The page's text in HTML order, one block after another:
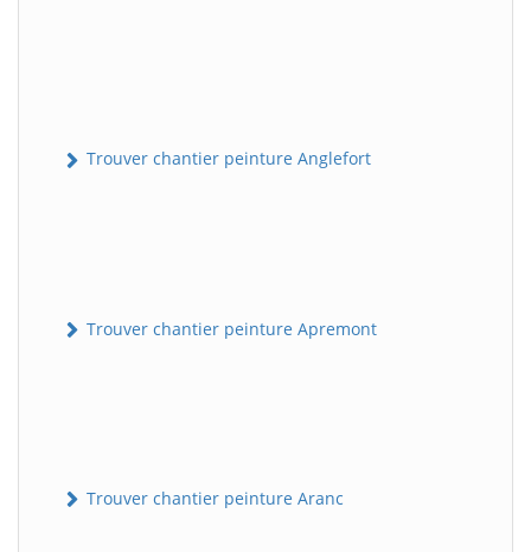
Trouver chantier peinture Anglefort
Trouver chantier peinture Apremont
Trouver chantier peinture Aranc